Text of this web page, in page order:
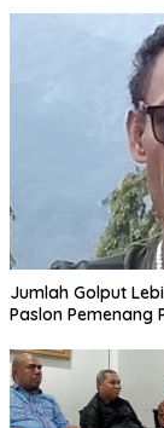
Jumlah Golput
Paslon Pemenang